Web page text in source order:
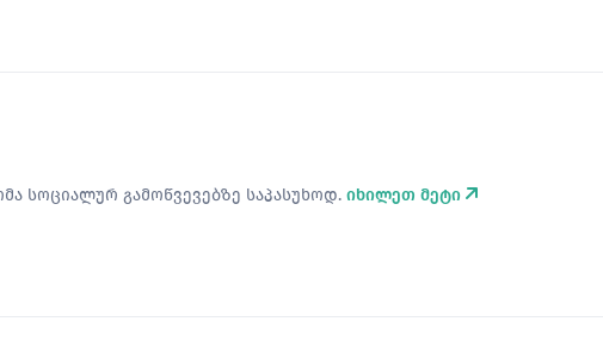
სოციალურ გამოწვევებზე საპასუხოდ. იხილეთ მეტი